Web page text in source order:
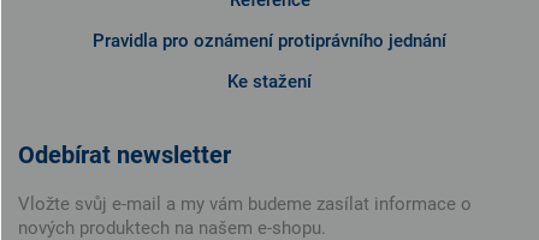
Pravidla pro oznámení protiprávního jednání
Ke stažení
Odebírat newsletter
Vložte svůj e-mail a my vám budeme zasílat informace o
nových produktech na našem e-shopu.